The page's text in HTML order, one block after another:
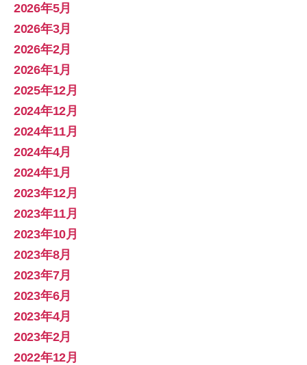
2026年5月
2026年3月
2026年2月
2026年1月
2025年12月
2024年12月
2024年11月
2024年4月
2024年1月
2023年12月
2023年11月
2023年10月
2023年8月
2023年7月
2023年6月
2023年4月
2023年2月
2022年12月